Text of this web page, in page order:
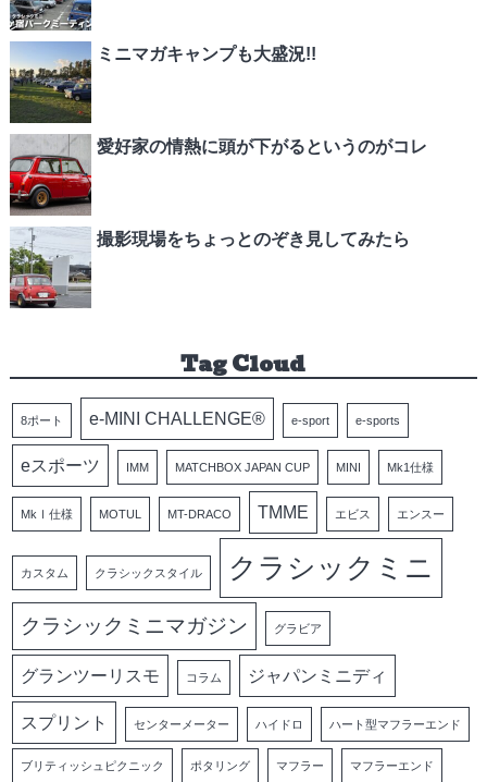
ミニマガキャンプも大盛況!!
愛好家の情熱に頭が下がるというのがコレ
撮影現場をちょっとのぞき見してみたら
Tag Cloud
8ポート e-MINI CHALLENGE® e-sport e-sports
eスポーツ IMM MATCHBOX JAPAN CUP MINI Mk1仕様
MkⅠ仕様 MOTUL MT-DRACO TMME エビス エンスー
カスタム クラシックスタイル クラシックミニ
クラシックミニマガジン グラビア
グランツーリスモ コラム ジャパンミニディ
スプリント センターメーター ハイドロ ハート型マフラーエンド
ブリティッシュピクニック ポタリング マフラー マフラーエンド